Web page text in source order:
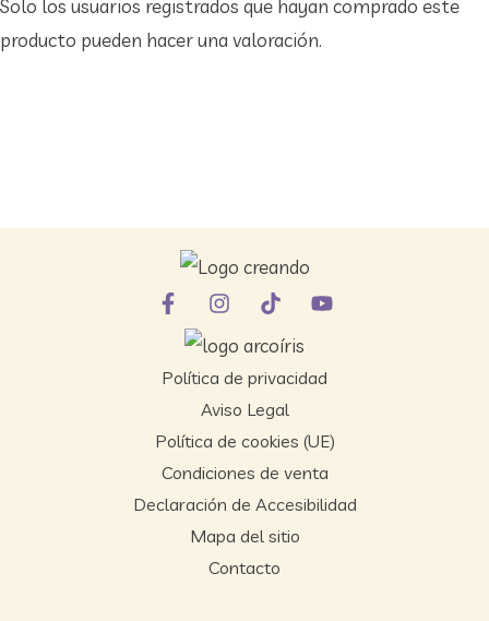
Solo los usuarios registrados que hayan comprado este
producto pueden hacer una valoración.
Política de privacidad
Aviso Legal
Política de cookies (UE)
Condiciones de venta
Declaración de Accesibilidad
Mapa del sitio
Contacto